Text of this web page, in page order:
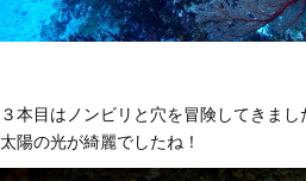
３本目はノンビリと穴を冒険してきまし
太陽の光が綺麗でしたね！